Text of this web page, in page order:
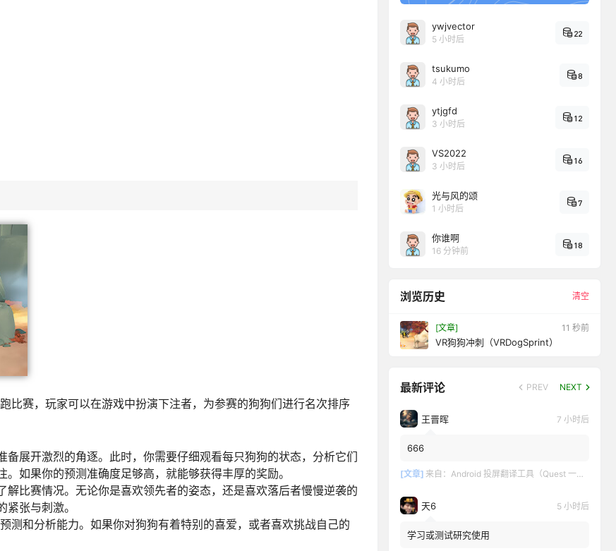
比赛，玩家可以在游戏中扮演下注者，为参赛的狗狗们进行名次排序
展开激烈的角逐。此时，你需要仔细观看每只狗狗的状态，分析它们
如果你的预测准确度足够高，就能够获得丰厚的奖励。
比赛情况。无论你是喜欢领先者的姿态，还是喜欢落后者慢慢逆袭的
张与刺激。
测和分析能力。如果你对狗狗有着特别的喜爱，或者喜欢挑战自己的
ywjvector
5 小时后
22
tsukumo
4 小时后
8
ytjgfd
3 小时后
12
VS2022
3 小时后
16
光与风的颂
1 小时后
7
你谁啊
16 分钟前
18
浏览历史 清空
[文章] 12 秒前
VR狗狗冲刺（VRDogSprint）
最新评论 PREV NEXT
王晋晖 7 小时后
666
[文章] 来自： Android 投屏翻译工具（Quest 一键投屏和翻译）
天6 5 小时后
学习或测试研究使用